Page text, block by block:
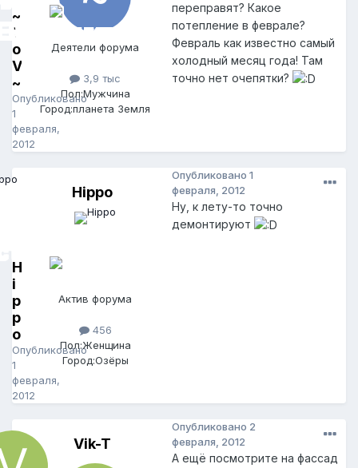
~
V
o
V
~
Опубликовано
1
февраля,
2012
Деятели форума
3,9 тыс
Пол:Мужчина
Город:планета Земля
переправят? Какое
потепление в феврале?
Февраль как известно самый
холодный месяц года! Там
точно нет очепятки?
H
i
p
p
o
Опубликовано
1
февраля,
2012
Hippo
Актив форума
456
Пол:Женщина
Город:Озёры
Опубликовано 1
февраля, 2012
Ну, к лету-то точно
демонтируют
Vik-T
Опубликовано 2
февраля, 2012
А ещё посмотрите на фассад